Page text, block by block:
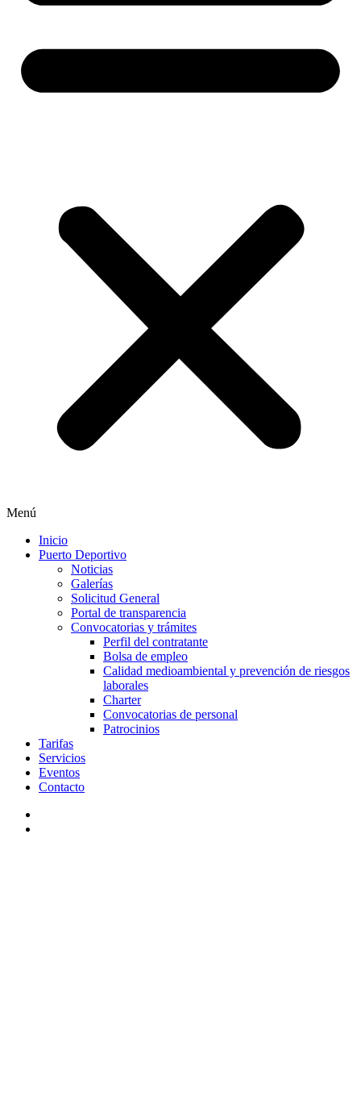
Menú
Inicio
Puerto Deportivo
Noticias
Galerías
Solicitud General
Portal de transparencia
Convocatorias y trámites
Perfil del contratante
Bolsa de empleo
Calidad medioambiental y prevención de riesgos
laborales
Charter
Convocatorias de personal
Patrocinios
Tarifas
Servicios
Eventos
Contacto